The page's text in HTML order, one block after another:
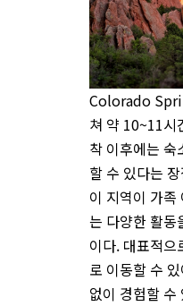
Colorado
쳐 약 10~11시
착 이후에는 숙
할 수 있다는
이 지역이 가족
는 다양한 활동
이다. 대표적으
로 이동할 수
없이 경험할